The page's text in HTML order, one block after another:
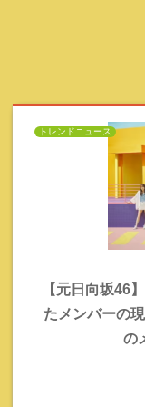
トレンドニュース
【元日向坂46
たメンバーの
の